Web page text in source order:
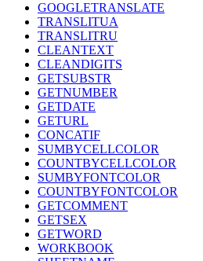
GOOGLETRANSLATE
TRANSLITUA
TRANSLITRU
CLEANTEXT
CLEANDIGITS
GETSUBSTR
GETNUMBER
GETDATE
GETURL
CONCATIF
SUMBYCELLCOLOR
COUNTBYCELLCOLOR
SUMBYFONTCOLOR
COUNTBYFONTCOLOR
GETCOMMENT
GETSEX
GETWORD
WORKBOOK